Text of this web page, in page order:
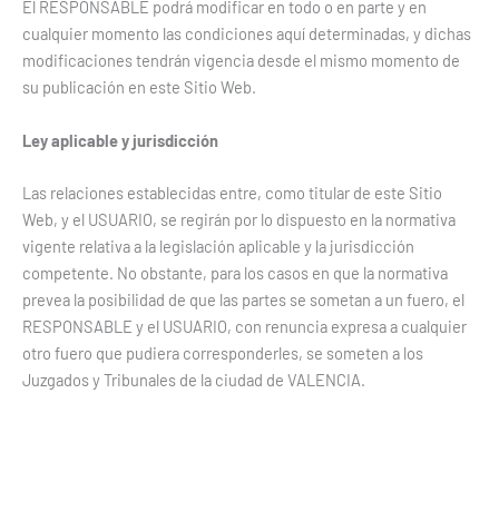
El RESPONSABLE podrá modificar en todo o en parte y en
cualquier momento las condiciones aquí determinadas, y dichas
modificaciones tendrán vigencia desde el mismo momento de
su publicación en este Sitio Web.
Ley aplicable y jurisdicción
Las relaciones establecidas entre, como titular de este Sitio
Web, y el USUARIO, se regirán por lo dispuesto en la normativa
vigente relativa a la legislación aplicable y la jurisdicción
competente. No obstante, para los casos en que la normativa
prevea la posibilidad de que las partes se sometan a un fuero, el
RESPONSABLE y el USUARIO, con renuncia expresa a cualquier
otro fuero que pudiera corresponderles, se someten a los
Juzgados y Tribunales de la ciudad de VALENCIA.